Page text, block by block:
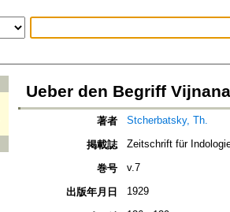
Ueber den Begriff
著者 Stcherbatsky, Th.
掲載誌 Zeitschrift für
巻号 v.7
出版年月日 1929